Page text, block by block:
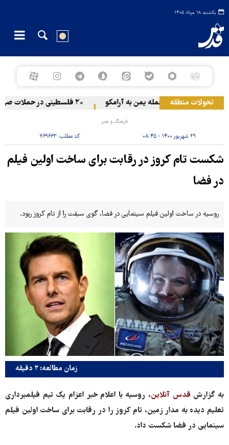
یکشنبه ۱۸ مرداد ۱۴۰۵
تحولات منطقهحمله یمن به آرامکو
فرهنگ و هنر
۲۹ شهریور ۱۴۰۰ - ۰۸:۴۵ کد مطلب: ۷۶۹۶۶۳
شکست تام کروز در رقابت برای ساخت اولین فیلم
در فضا
روسیه در ساخت اولین فیلم سینمایی در فضا، گوی سبقت را از تام کروز ربود.
زمان مطالعه: ۲ دقیقه
به گزارش قدس آنلاین، روسیه با اعلام خبر اعزام یک تیم فیلمبرداری
تعلیم دیده به مدار زمین، تام کروز را در رقابت برای ساخت اولین فیلم
سینمایی در فضا شکست داد.